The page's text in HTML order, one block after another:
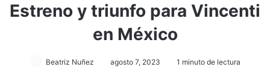
Estreno y triunfo para Vincenti
en México
Beatriz Nuñez agosto 7, 2023 1 minuto de lectura